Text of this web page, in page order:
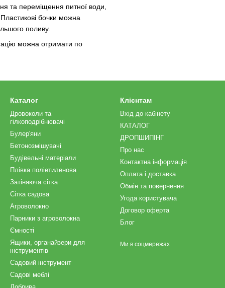
та переміщення питної води,
бочки можна
поливу.
можна отримати по
Каталог
Дровоколи та
гілкоподрібнювачі
Булер'яни
Бетонозмішувачі
Будівельні матеріали
Плівка поліетиленова
Затіняюча сітка
Сітка садова
Агроволокно
Парники з агроволокна
Ємності
Ящики, органайзери для
інструментів
Садовий інструмент
Садові меблі
Клієнтам
Вхід до кабінету
КАТАЛОГ
ДРОПШИПІНГ
Про нас
Контактна інформація
Оплата і доставка
Обмін та повернення
Угода користувача
Договор оферта
Блог
Ми в соцмережах